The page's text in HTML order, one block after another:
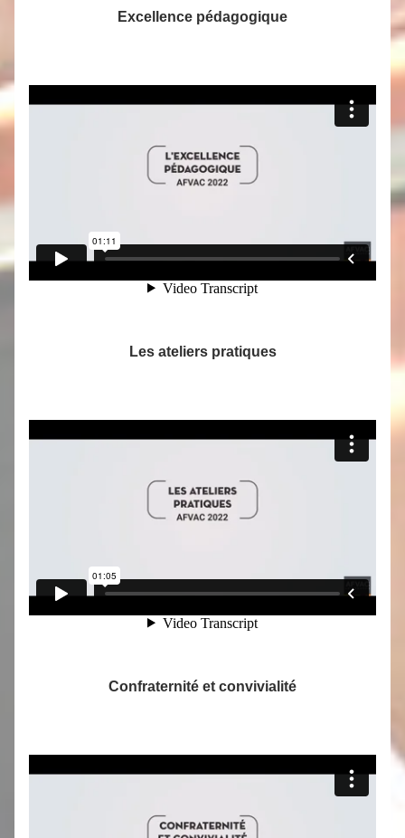
Excellence pédagogique
Les ateliers pratiques
Confraternité et convivialité